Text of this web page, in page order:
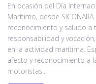
En ocasión del Día
Marítimo, desde
reconocimiento y saludo a
responsabilidad y
en la actividad marítima.
afecto y reconocimiento a
motoristas...